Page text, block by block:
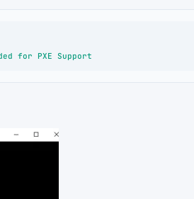
for PXE Support